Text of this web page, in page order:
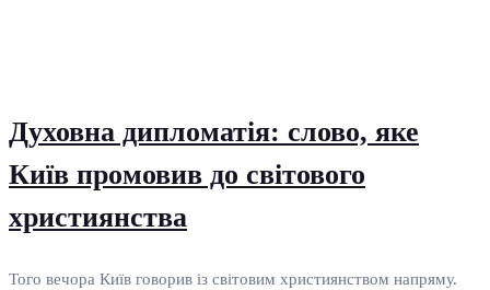
Духовна дипломатія: слово, яке
Київ промовив до світового
християнства
Того вечора Київ говорив із світовим християнством напряму.